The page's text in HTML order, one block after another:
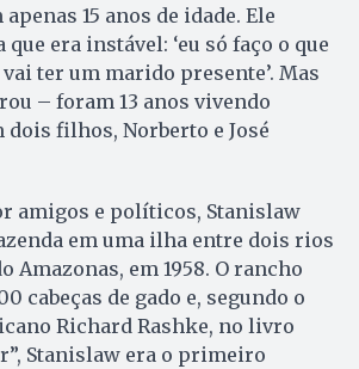
15 anos de idade. Ele
que era instável: ‘eu só faço o que
ter um marido presente’. Mas
– foram 13 anos vivendo
filhos, Norberto e José
amigos e políticos, Stanislaw
em uma ilha entre dois rios
Amazonas, em 1958. O rancho
cabeças de gado e, segundo o
Richard Rashke, no livro
Stanislaw era o primeiro